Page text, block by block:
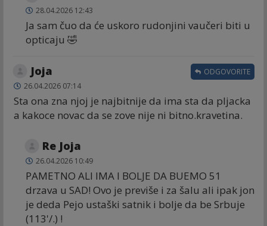
28.04.2026 12:43
Ja sam čuo da će uskoro rudonjini vaučeri biti u
opticaju 🤣
Joja
26.04.2026 07:14
Sta ona zna njoj je najbitnije da ima sta da pljacka
a kakoce novac da se zove nije ni bitno.kravetina.
ODGOVORITE
Re Joja
26.04.2026 10:49
PAMETNO ALI IMA I BOLJE DA BUEMO 51
drzava u SAD! Ovo je previše i za šalu ali ipak jon
je deda Pejo ustaški satnik i bolje da be Srbuje
(113'/.) !